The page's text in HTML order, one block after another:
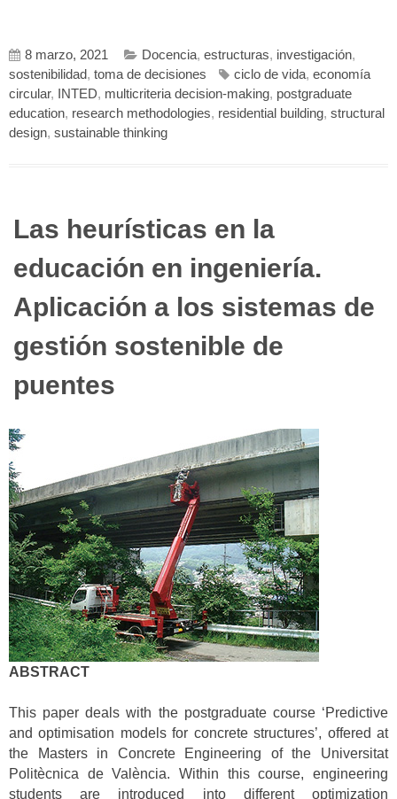
8 marzo, 2021 Docencia, estructuras, investigación,
sostenibilidad, toma de decisiones ciclo de vida, economía
circular, INTED, multicriteria decision-making, postgraduate
education, research methodologies, residential building, structural
design, sustainable thinking
Las heurísticas en la
educación en ingeniería.
Aplicación a los sistemas de
gestión sostenible de
puentes
ABSTRACT
This paper deals with the postgraduate course ‘Predictive
and optimisation models for concrete structures’, offered at
the Masters in Concrete Engineering of the Universitat
Politècnica de València. Within this course, engineering
students are introduced into different optimization